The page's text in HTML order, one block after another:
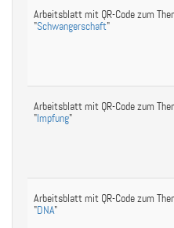
Arbeitsblatt mit QR-Code zum
"Schwangerschaft"
Arbeitsblatt mit QR-Code zum
"Impfung"
Arbeitsblatt mit QR-Code zum
"DNA"